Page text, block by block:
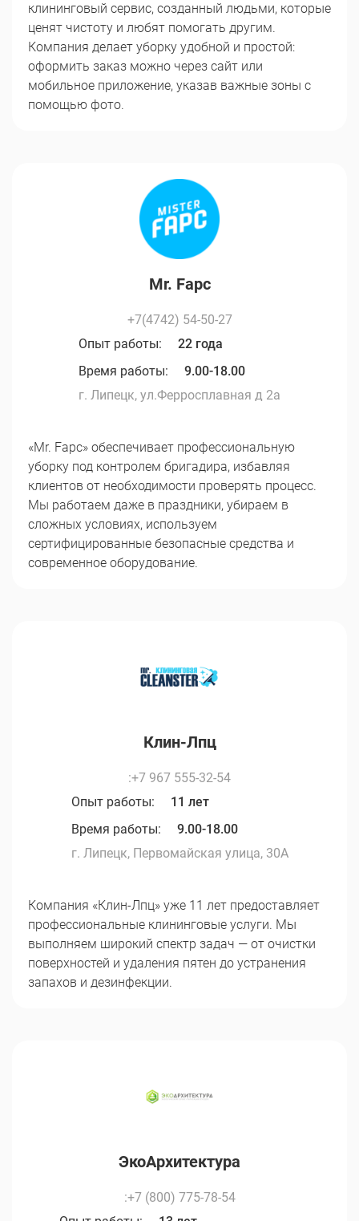
клининговый сервис, созданный людьми, которые
ценят чистоту и любят помогать другим.
Компания делает уборку удобной и простой:
оформить заказ можно через сайт или
мобильное приложение, указав важные зоны с
помощью фото.
Mr. Fapc
+7(4742) 54-50-27
Опыт работы:
22 года
Время работы:
9.00-18.00
г. Липецк, ул.Ферросплавная д 2а
«Mr. Fapc» обеспечивает профессиональную
уборку под контролем бригадира, избавляя
клиентов от необходимости проверять процесс.
Мы работаем даже в праздники, убираем в
сложных условиях, используем
сертифицированные безопасные средства и
современное оборудование.
Клин-Лпц
:+7 967 555-32-54
Опыт работы:
11 лет
Время работы:
9.00-18.00
г. Липецк, Первомайская улица, 30А
Компания «Клин-Лпц» уже 11 лет предоставляет
профессиональные клининговые услуги. Мы
выполняем широкий спектр задач — от очистки
поверхностей и удаления пятен до устранения
запахов и дезинфекции.
ЭкоАрхитектура
:+7 (800) 775-78-54